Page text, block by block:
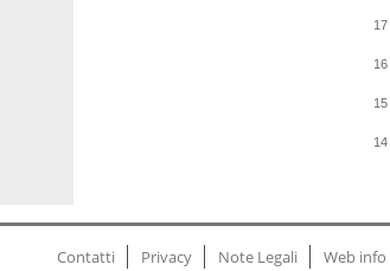
14
15
16
17
Contatti Privacy Note Legali Web info